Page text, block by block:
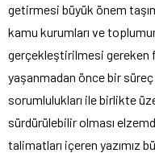
getirmesi büyük önem
kamu kurumları ve
gerçekleştirilmesi gereken
yaşanmadan önce bir
sorumlulukları ile birlikte
sürdürülebilir olması
talimatları içeren yazımız